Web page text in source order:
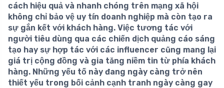
cách hiệu quả và nhanh chóng trên mạng xã hội
không chỉ bảo vệ uy tín doanh nghiệp mà còn tạo ra
sự gắn kết với khách hàng. Việc tương tác với
người tiêu dùng qua các chiến dịch quảng cáo sáng
tạo hay sự hợp tác với các influencer cũng mang lại
giá trị cộng đồng và gia tăng niềm tin từ phía khách
hàng. Những yếu tố này đang ngày càng trở nên
thiết yếu trong bối cảnh cạnh tranh ngày càng gay